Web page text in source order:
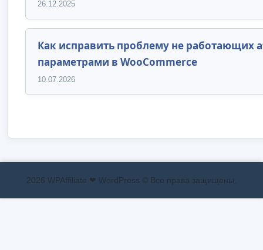
26.12.2025
Как исправить проблему не работающих
параметрами в WooCommerce
10.07.2026
2026 WPAffiliate ❤ WordPress © Все права защищены.